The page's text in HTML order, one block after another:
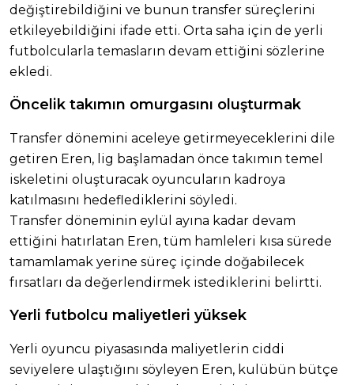
değiştirebildiğini ve bunun transfer süreçlerini
etkileyebildiğini ifade etti. Orta saha için de yerli
futbolcularla temasların devam ettiğini sözlerine
ekledi.
Öncelik takımın omurgasını oluşturmak
Transfer dönemini aceleye getirmeyeceklerini dile
getiren Eren, lig başlamadan önce takımın temel
iskeletini oluşturacak oyuncuların kadroya
katılmasını hedeflediklerini söyledi.
Transfer döneminin eylül ayına kadar devam
ettiğini hatırlatan Eren, tüm hamleleri kısa sürede
tamamlamak yerine süreç içinde doğabilecek
fırsatları da değerlendirmek istediklerini belirtti.
Yerli futbolcu maliyetleri yüksek
Yerli oyuncu piyasasında maliyetlerin ciddi
seviyelere ulaştığını söyleyen Eren, kulübün bütçe